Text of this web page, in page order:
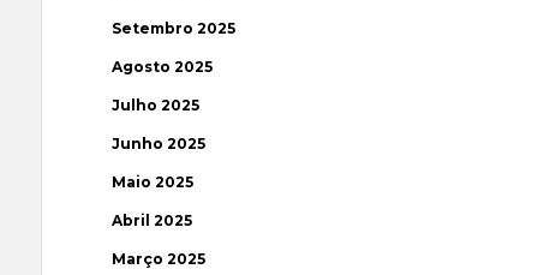
Setembro 2025
Agosto 2025
Julho 2025
Junho 2025
Maio 2025
Abril 2025
Março 2025